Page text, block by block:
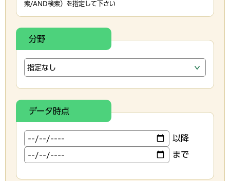
索/AND検索）を指定して下さい
分野
データ時点
以降
まで